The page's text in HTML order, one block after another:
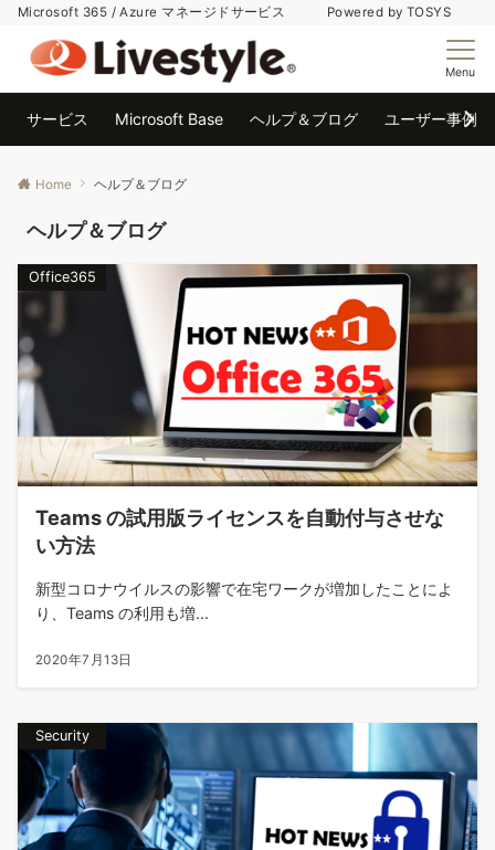
Microsoft 365 / Azure マネージドサービス Powered by TOSYS
Menu
サービス Microsoft Base ヘルプ＆ブログ ユーザー事例
Home ヘルプ＆ブログ
ヘルプ＆ブログ
Office365
Teams の試用版ライセンスを自動付与させな
い方法
新型コロナウイルスの影響で在宅ワークが増加したことによ
り、Teams の利用も増...
2020年7月13日
Security